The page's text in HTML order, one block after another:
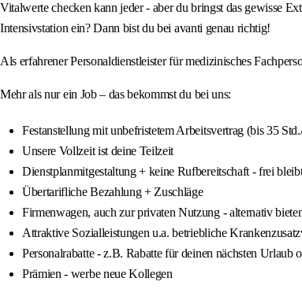
Vitalwerte checken kann jeder - aber du bringst das gewisse
Intensivstation ein? Dann bist du bei avanti genau richtig!
Als erfahrener Personaldienstleister für medizinisches
Mehr als nur ein Job – das bekommst du bei uns:
Festanstellung mit unbefristetem Arbeitsvertrag (bis 35
Unsere Vollzeit ist deine Teilzeit
Dienstplanmitgestaltung + keine Rufbereitschaft - frei
Übertarifliche Bezahlung + Zuschläge
Firmenwagen, auch zur privaten Nutzung - alternativ
Attraktive Sozialleistungen u.a. betriebliche
Personalrabatte - z.B. Rabatte für deinen nächsten Urlaub
Prämien - werbe neue Kollegen